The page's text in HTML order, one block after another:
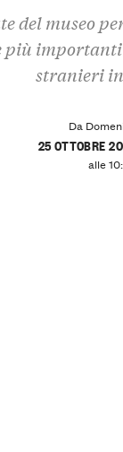
del museo
più
stranieri
Da
25 OTTOBRE
alle